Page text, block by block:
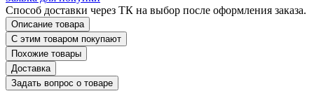
Способ доставки через ТК на выбор после оформления заказа.
Описание товара
С этим товаром покупают
Похожие товары
Доставка
Задать вопрос о товаре